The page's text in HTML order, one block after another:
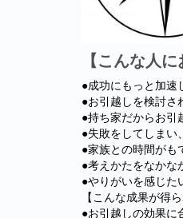
【こんな人
●成功にもっと加速
●お引越しを検討さ
●持ち家だからお引
●失敗をしてしまい
●家族との時間がも
●考えかたをなかな
●やりがいを感じた
【こんな成果が得ら
●お引越しの効果に